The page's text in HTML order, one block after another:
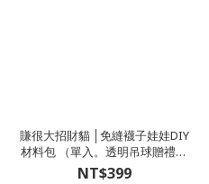
賺很大招財貓 │免縫襪子娃娃DIY
材料包 （單入。透明吊球贈禮套
組）
NT$399